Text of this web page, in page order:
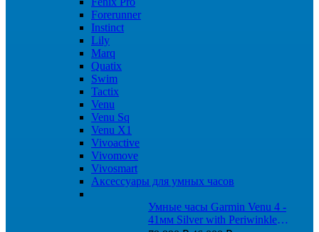
Forerunner
Instinct
Lily
Marq
Quatix
Swim
Tactix
Venu
Venu Sq
Venu X1
Vivoactive
Vivomove
Vivosmart
Аксессуары для умных часов
Умные часы Garmin Venu 4 -
41мм Silver with Periwinkle